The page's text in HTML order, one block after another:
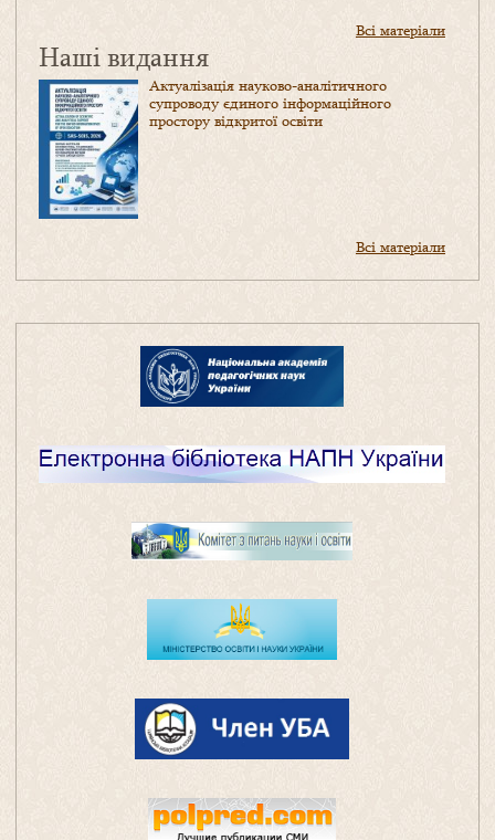
Всі матеріали
Наші видання
Актуалізація науково-аналітичного
супроводу єдиного інформаційного
простору відкритої освіти
Всі матеріали